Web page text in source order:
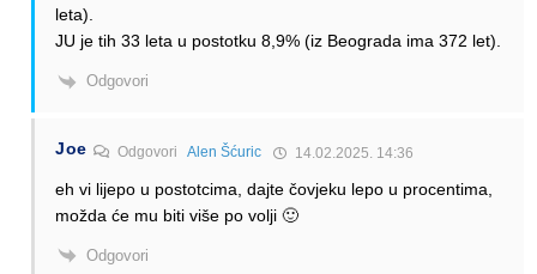
leta).
JU je tih 33 leta u postotku 8,9% (iz Beograda ima 372 let).
Odgovori
Joe OdgovoriAlen Šćuric 14.02.2025. 14:36
eh vi lijepo u postotcima, dajte čovjeku lepo u procentima,
možda će mu biti više po volji 🙂
Odgovori